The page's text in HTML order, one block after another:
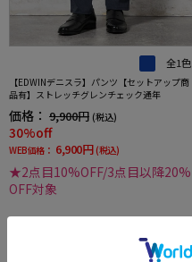
全1色
【EDWINデニスラ】パンツ【セットアップ商
品有】ストレッチグレンチェック通年
価格： 9,900円 (税込)
30%off
WEB価格： 6,900円 (税込)
★2点目10%OFF/3点目以降20%
OFF対象